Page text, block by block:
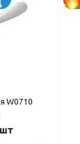
W0710